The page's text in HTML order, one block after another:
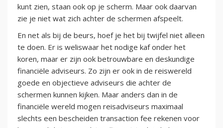
kunt zien, staan ook op je scherm. Maar ook daarvan
zie je niet wat zich achter de schermen afspeelt.
En net als bij de beurs, hoef je het bij twijfel niet alleen
te doen. Er is weliswaar het nodige kaf onder het
koren, maar er zijn ook betrouwbare en deskundige
financiële adviseurs. Zo zijn er ook in de reiswereld
goede en objectieve adviseurs die achter de
schermen kunnen kijken. Maar anders dan in de
financiële wereld mogen reisadviseurs maximaal
slechts een bescheiden transaction fee rekenen voor